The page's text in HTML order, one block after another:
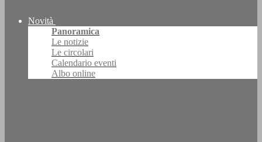
Novità
Panoramica
Le notizie
Le circolari
Calendario eventi
Albo online